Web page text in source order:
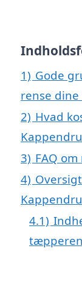
1) Gode
rense
2) Hvad
3) FAQ
4)
4.1)